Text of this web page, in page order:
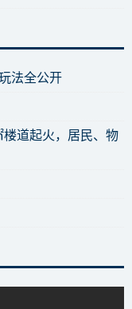
法全公开
道起火，居民、物